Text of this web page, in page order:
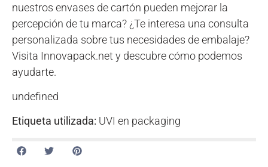
nuestros envases de cartón pueden mejorar la
percepción de tu marca? ¿Te interesa una consulta
personalizada sobre tus necesidades de embalaje?
Visita Innovapack.net y descubre cómo podemos
ayudarte.
undefined
Etiqueta utilizada: UVI en packaging